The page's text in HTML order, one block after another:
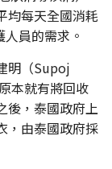
均每天全國消耗
員的需求。
明（Supoj
本就有將回收
後，泰國政府上
，由泰國政府採